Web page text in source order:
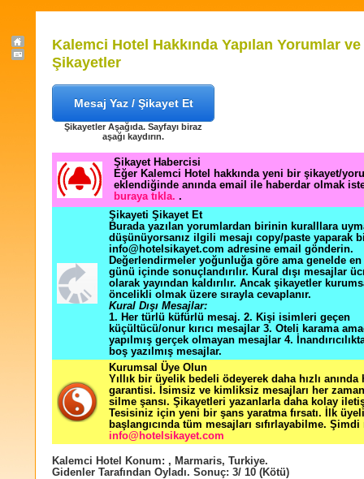
Kalemci Hotel Hakkında Yapılan Yorumlar ve
Şikayetler
Mesaj Yaz / Şikayet Et
Şikayetler Aşağıda. Sayfayı biraz
aşağı kaydırın.
Şikayet Habercisi
Eğer Kalemci Hotel hakkında yeni bir şikayet/
eklendiğinde anında email ile haberdar olmak
buraya tıkla. .
Şikayeti Şikayet Et
Burada yazılan yorumlardan birinin kuralllara
düşünüyorsanız ilgili mesajı copy/paste yaparak
info@hotelsikayet.com adresine email gönderin.
Değerlendirmeler yoğunluğa göre ama genelde
günü içinde sonuçlandırılır. Kural dışı mesajlar
olarak yayından kaldırılır. Ancak şikayetler
öncelikli olmak üzere sırayla cevaplanır.
Kural Dışı Mesajlar:
1. Her türlü küfürlü mesaj. 2. Kişi isimleri geçen
küçültücü/onur kırıcı mesajlar 3. Oteli karama
yapılmış gerçek olmayan mesajlar 4.
boş yazılmış mesajlar.
Kurumsal Üye Olun
Yıllık bir üyelik bedeli ödeyerek daha hızlı
garantisi. İsimsiz ve kimliksiz mesajları her zaman
silme şansı. Şikayetleri yazanlarla daha kolay
Tesisiniz için yeni bir şans yaratma fırsatı. İlk
başlangıcında tüm mesajları sıfırlayabilme. Şimdi
info@hotelsikayet.com
Kalemci Hotel Konum: , Marmaris, Turkiye.
Gidenler Tarafından Oyladı. Sonuç: 3/ 10 (Kötü)